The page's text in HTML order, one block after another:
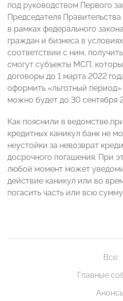
под руководством Первого
Председателя
в рамках федерального
граждан и бизнеса в
соответствии с ним,
смогут субъекты МСП,
договоры до 1 марта 2022
оформить «льготный период»
можно будет до 30 сентября
Как пояснили в
кредитных каникул банк не
неустойки за невозврат
досрочного погашения. При
любой момент может
действие каникул или во
погасить часть или всю
Все
Главные